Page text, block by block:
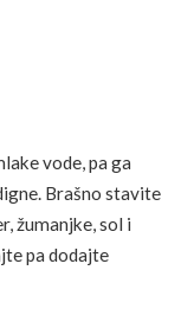
vode, pa ga
Brašno stavite
žumanjke, sol i
pa dodajte